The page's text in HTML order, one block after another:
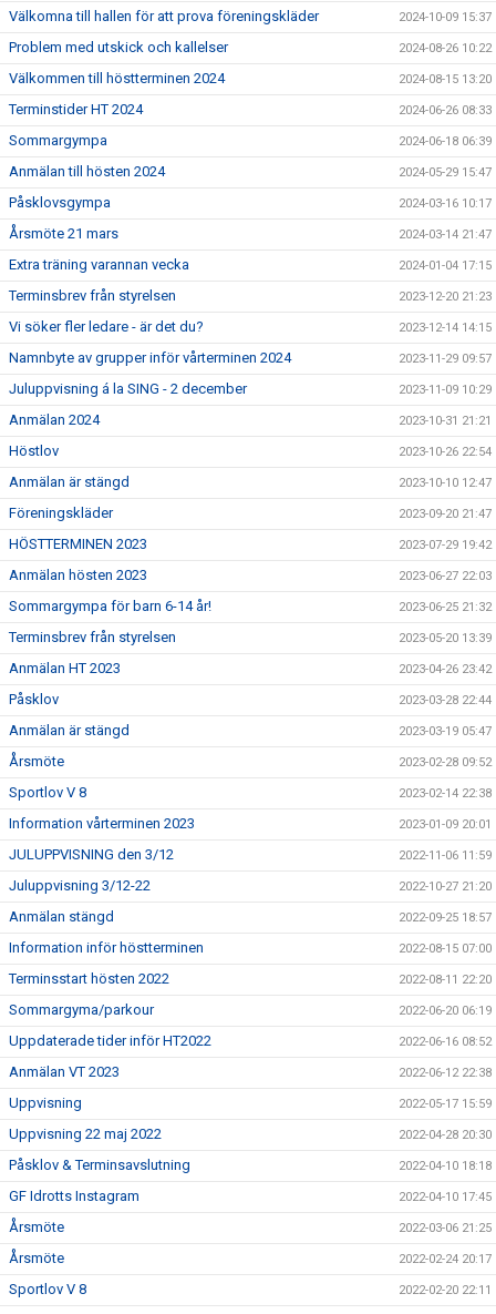
Välkomna till hallen för att prova föreningskläder 2024-10-09 15:37
Problem med utskick och kallelser 2024-08-26 10:22
Välkommen till höstterminen 2024 2024-08-15 13:20
Terminstider HT 2024 2024-06-26 08:33
Sommargympa 2024-06-18 06:39
Anmälan till hösten 2024 2024-05-29 15:47
Påsklovsgympa 2024-03-16 10:17
Årsmöte 21 mars 2024-03-14 21:47
Extra träning varannan vecka 2024-01-04 17:15
Terminsbrev från styrelsen 2023-12-20 21:23
Vi söker fler ledare - är det du? 2023-12-14 14:15
Namnbyte av grupper inför vårterminen 2024 2023-11-29 09:57
Juluppvisning á la SING - 2 december 2023-11-09 10:29
Anmälan 2024 2023-10-31 21:21
Höstlov 2023-10-26 22:54
Anmälan är stängd 2023-10-10 12:47
Föreningskläder 2023-09-20 21:47
HÖSTTERMINEN 2023 2023-07-29 19:42
Anmälan hösten 2023 2023-06-27 22:03
Sommargympa för barn 6-14 år! 2023-06-25 21:32
Terminsbrev från styrelsen 2023-05-20 13:39
Anmälan HT 2023 2023-04-26 23:42
Påsklov 2023-03-28 22:44
Anmälan är stängd 2023-03-19 05:47
Årsmöte 2023-02-28 09:52
Sportlov V 8 2023-02-14 22:38
Information vårterminen 2023 2023-01-09 20:01
JULUPPVISNING den 3/12 2022-11-06 11:59
Juluppvisning 3/12-22 2022-10-27 21:20
Anmälan stängd 2022-09-25 18:57
Information inför höstterminen 2022-08-15 07:00
Terminsstart hösten 2022 2022-08-11 22:20
Sommargyma/parkour 2022-06-20 06:19
Uppdaterade tider inför HT2022 2022-06-16 08:52
Anmälan VT 2023 2022-06-12 22:38
Uppvisning 2022-05-17 15:59
Uppvisning 22 maj 2022 2022-04-28 20:30
Påsklov & Terminsavslutning 2022-04-10 18:18
GF Idrotts Instagram 2022-04-10 17:45
Årsmöte 2022-03-06 21:25
Årsmöte 2022-02-24 20:17
Sportlov V 8 2022-02-20 22:11